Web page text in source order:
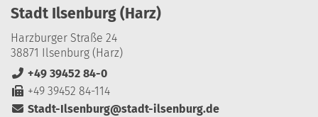
Stadt Ilsenburg (Harz)
Harzburger Straße 24
38871 Ilsenburg (Harz)
+49 39452 84-0
+49 39452 84-114
Stadt-Ilsenburg@stadt-ilsenburg.de